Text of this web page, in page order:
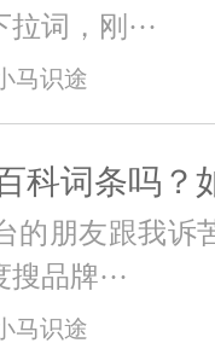
词，刚···
马识途
的朋友跟我诉
品牌···
马识途